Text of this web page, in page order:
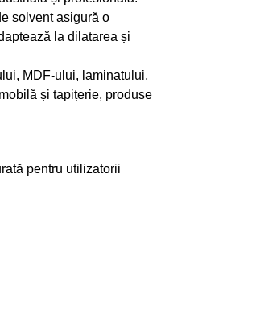
solvent asigură o
la dilatarea și
MDF-ului, laminatului,
și tapițerie, produse
pentru utilizatorii